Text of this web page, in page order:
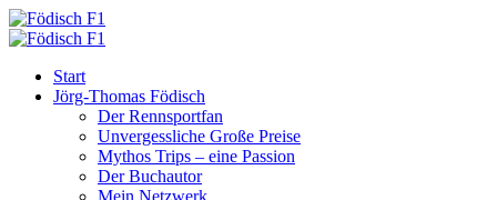
Start
Jörg-Thomas Födisch
Der Rennsportfan
Unvergessliche Große Preise
Mythos Trips – eine Passion
Der Buchautor
Mein Netzwerk